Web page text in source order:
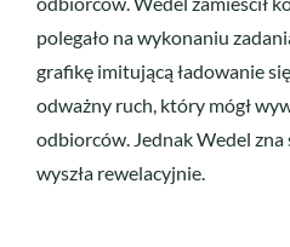
polegało na wykonaniu
grafikę imitującą ładowanie
odważny ruch, który mógł
odbiorców. Jednak Wedel zna
wyszła rewelacyjnie.